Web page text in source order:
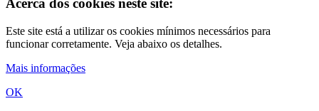
Acerca dos cookies neste site:
Este site está a utilizar os cookies mínimos necessários para
funcionar corretamente. Veja abaixo os detalhes.
Mais informações
OK